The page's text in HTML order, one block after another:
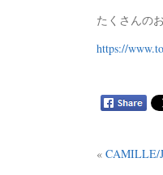
たくさんの
https://
« CAMILLE/